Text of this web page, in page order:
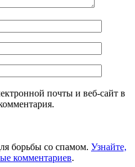
почты и веб-сайт в
борьбы со спамом. Узнайте,
комментариев.